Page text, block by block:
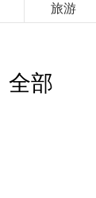
旅游
全部